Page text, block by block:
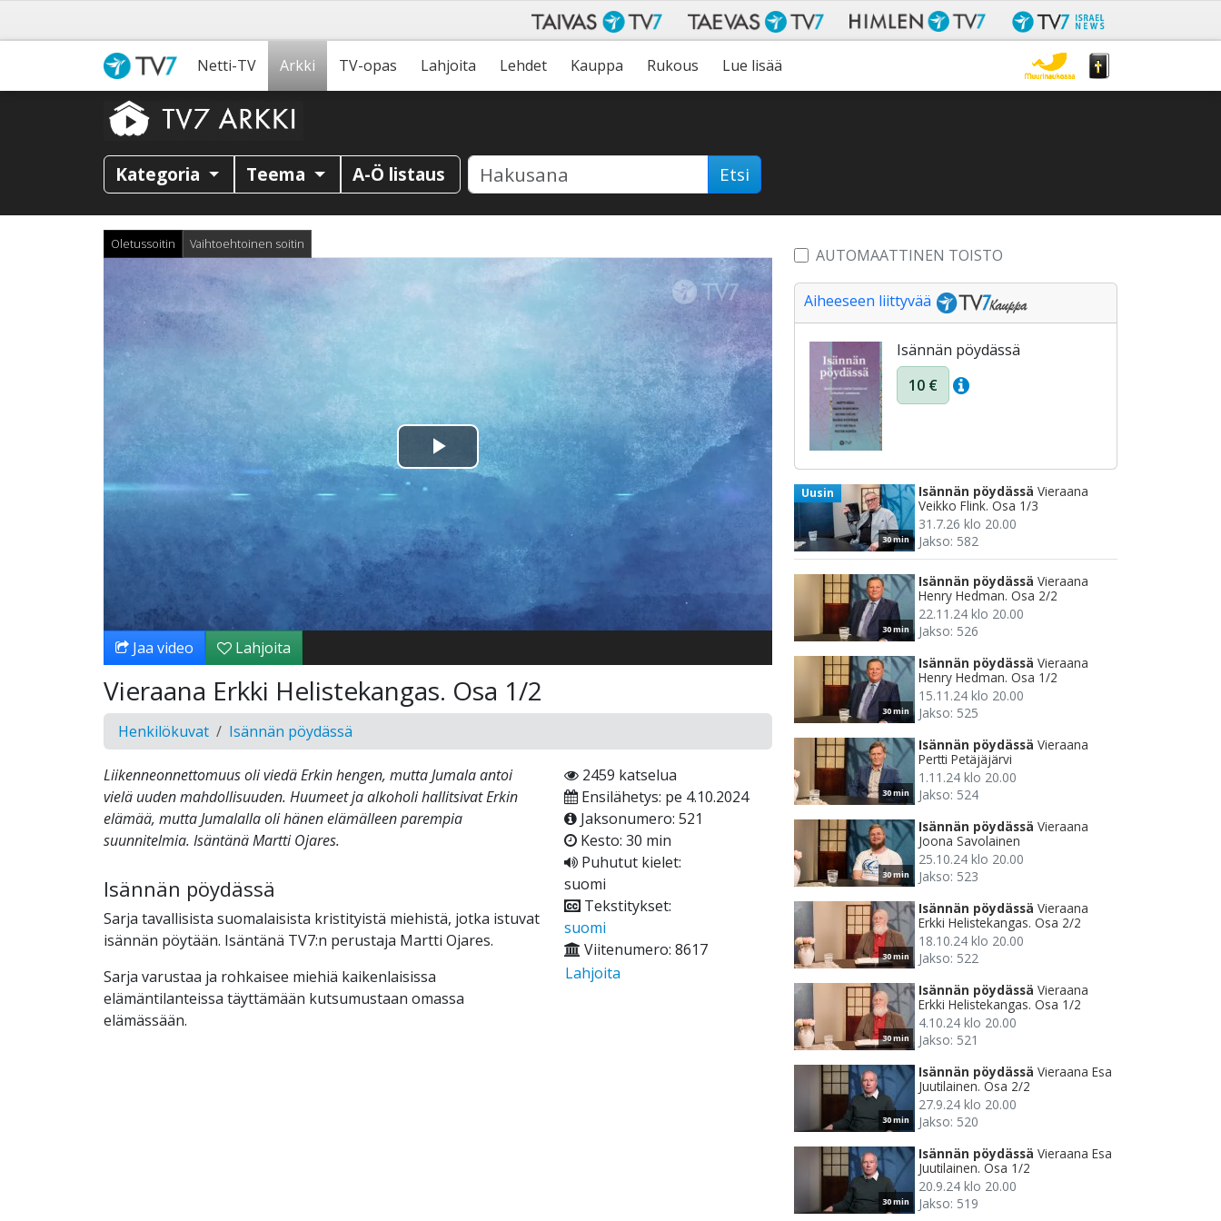
Netti-TV Arkki TV-opas Lahjoita Lehdet Kauppa Rukous Lue lisää
Kategoria Teema A-Ö listaus Etsi
Oletussoitin Vaihtoehtoinen soitin
Toista
Video
Jaa video Lahjoita
Vieraana Erkki Helistekangas. Osa 1/2
Henkilökuvat Isännän pöydässä
Liikenneonnettomuus oli viedä Erkin hengen, mutta Jumala antoi
vielä uuden mahdollisuuden. Huumeet ja alkoholi hallitsivat Erkin
elämää, mutta Jumalalla oli hänen elämälleen parempia
suunnitelmia. Isäntänä Martti Ojares.
Isännän pöydässä
Sarja tavallisista suomalaisista kristityistä miehistä, jotka istuvat
isännän pöytään. Isäntänä TV7:n perustaja Martti Ojares.
Sarja varustaa ja rohkaisee miehiä kaikenlaisissa
elämäntilanteissa täyttämään kutsumustaan omassa
elämässään.
2459 katselua
Ensilähetys: pe 4.10.2024
Jaksonumero: 521
Kesto: 30 min
Puhutut kielet:
suomi
Tekstitykset:
suomi
Viitenumero: 8617
Lahjoita
AUTOMAATTINEN TOISTO
Aiheeseen liittyvää
Isännän pöydässä
10 €
30 min
Uusin Isännän pöydässä Vieraana
Veikko Flink. Osa 1/3
31.7.26 klo 20.00
Jakso: 582
30 min
Isännän pöydässä Vieraana
Henry Hedman. Osa 2/2
22.11.24 klo 20.00
Jakso: 526
30 min
Isännän pöydässä Vieraana
Henry Hedman. Osa 1/2
15.11.24 klo 20.00
Jakso: 525
30 min
Isännän pöydässä Vieraana
Pertti Petäjäjärvi
1.11.24 klo 20.00
Jakso: 524
30 min
Isännän pöydässä Vieraana
Joona Savolainen
25.10.24 klo 20.00
Jakso: 523
30 min
Isännän pöydässä Vieraana
Erkki Helistekangas. Osa 2/2
18.10.24 klo 20.00
Jakso: 522
30 min
Isännän pöydässä Vieraana
Erkki Helistekangas. Osa 1/2
4.10.24 klo 20.00
Jakso: 521
30 min
Isännän pöydässä Vieraana Esa
Juutilainen. Osa 2/2
27.9.24 klo 20.00
Jakso: 520
30 min
Isännän pöydässä Vieraana Esa
Juutilainen. Osa 1/2
20.9.24 klo 20.00
Jakso: 519